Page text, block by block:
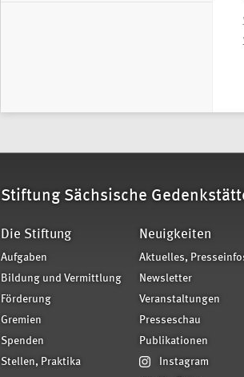
Stiftung Sächsische
Die Stiftung
Aufgaben
Bildung und Vermittlung
Förderung
Gremien
Spenden
Stellen, Praktika
Neuigkeiten
Aktuelles,
Newsletter
Veranstaltungen
Presseschau
Publikationen
Instagram